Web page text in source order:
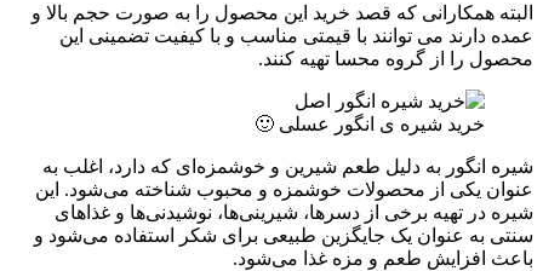
البته همکارانی که قصد خرید این محصول را به صورت حجم بالا و
عمده دارند می توانند با قیمتی مناسب و با کیفیت تضمینی این
محصول را از گروه محسا تهیه کنند.
خرید شیره ی انگور عسلی 🙂
شیره انگور به دلیل طعم شیرین و خوشمزه‌ای که دارد، اغلب به
عنوان یکی از محصولات خوشمزه و محبوب شناخته می‌شود. این
شیره در تهیه برخی از دسرها، شیرینی‌ها، نوشیدنی‌ها و غذاهای
سنتی به عنوان یک جایگزین طبیعی برای شکر استفاده می‌شود و
باعث افزایش طعم و مزه غذا می‌شود.